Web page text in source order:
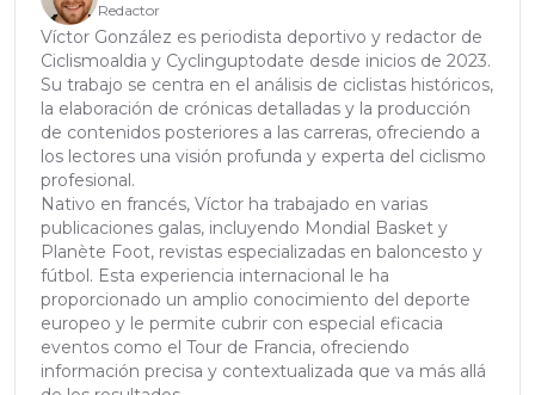
Redactor
Víctor González es periodista deportivo y redactor de
Ciclismoaldia y Cyclinguptodate desde inicios de 2023.
Su trabajo se centra en el análisis de ciclistas históricos,
la elaboración de crónicas detalladas y la producción
de contenidos posteriores a las carreras, ofreciendo a
los lectores una visión profunda y experta del ciclismo
profesional.
Nativo en francés, Víctor ha trabajado en varias
publicaciones galas, incluyendo Mondial Basket y
Planète Foot, revistas especializadas en baloncesto y
fútbol. Esta experiencia internacional le ha
proporcionado un amplio conocimiento del deporte
europeo y le permite cubrir con especial eficacia
eventos como el Tour de Francia, ofreciendo
información precisa y contextualizada que va más allá